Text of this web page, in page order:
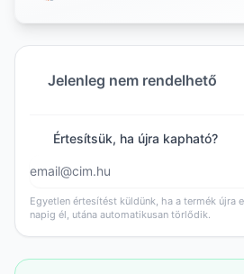
Jelenleg nem rendelhető
Értesítsük, ha újra kapható?
Egyetlen értesítést küldünk, ha a termék újra
napig él, utána automatikusan törlődik.